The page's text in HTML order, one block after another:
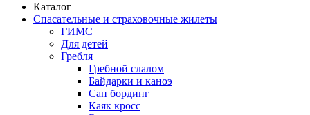
Каталог
Спасательные и страховочные жилеты
ГИМС
Для детей
Гребля
Гребной слалом
Байдарки и каноэ
Сап бординг
Каяк кросс